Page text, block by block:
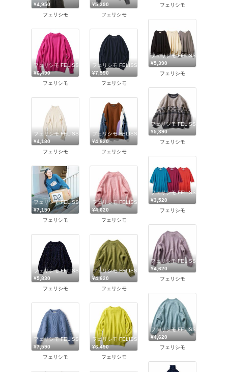
フェリシモ
¥4,950
フェリシモ
¥5,390
フェリシモ
フェリシモ FELISSIMO
¥5,390
フェリシモ
フェリシモ FELISSIMO
¥6,490
フェリシモ
フェリシモ FELISSIMO
¥7,590
フェリシモ
フェリシモ FELISSIMO
¥5,390
フェリシモ
フェリシモ FELISSIMO
¥4,180
フェリシモ
フェリシモ FELISSIMO
¥4,620
フェリシモ
フェリシモ FELISSIMO
¥3,520
フェリシモ
フェリシモ FELISSIMO
¥7,150
フェリシモ
フェリシモ FELISSIMO
¥4,620
フェリシモ
フェリシモ FELISSIMO
¥4,620
フェリシモ
フェリシモ FELISSIMO
¥5,830
フェリシモ
フェリシモ FELISSIMO
¥4,620
フェリシモ
フェリシモ FELISSIMO
¥4,620
フェリシモ
フェリシモ FELISSIMO
¥7,590
フェリシモ
フェリシモ FELISSIMO
¥6,490
フェリシモ